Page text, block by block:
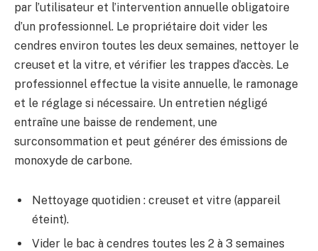
par l’utilisateur et l’intervention annuelle obligatoire
d’un professionnel. Le propriétaire doit vider les
cendres environ toutes les deux semaines, nettoyer le
creuset et la vitre, et vérifier les trappes d’accès. Le
professionnel effectue la visite annuelle, le ramonage
et le réglage si nécessaire. Un entretien négligé
entraîne une baisse de rendement, une
surconsommation et peut générer des émissions de
monoxyde de carbone.
Nettoyage quotidien : creuset et vitre (appareil
éteint).
Vider le bac à cendres toutes les 2 à 3 semaines